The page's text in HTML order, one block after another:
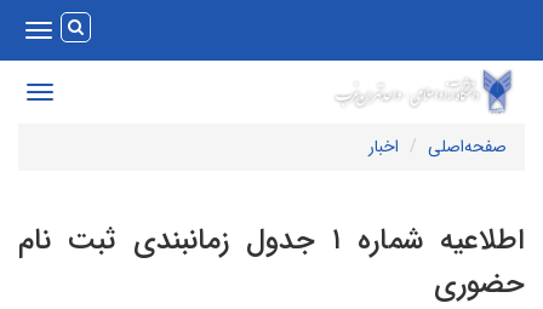
Toggle
Toggle
صفحه‌اصلی
اخبار
اطلاعیه شماره ۱ جدول زمانبندی ثبت نام